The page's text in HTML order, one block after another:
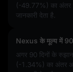
(-49.77%) का अंतर
जानकारी देता है.
Nexus के मूल्य में 90
अगर 90 दिनों के
(-1.34%) का अंतर